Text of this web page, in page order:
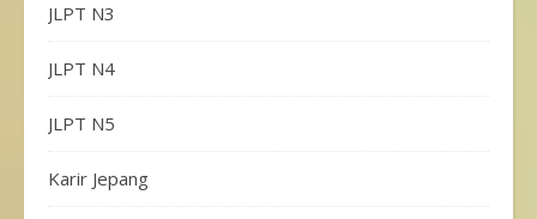
JLPT N3
JLPT N4
JLPT N5
Karir Jepang